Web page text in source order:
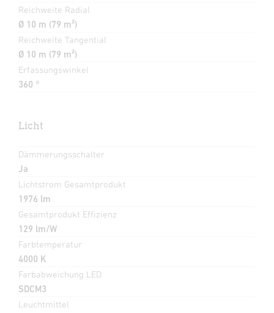
Reichweite Radial
Ø 10 m (79 m²)
Reichweite Tangential
Ø 10 m (79 m²)
Erfassungswinkel
360 °
Licht
Dämmerungsschalter
Ja
Lichtstrom Gesamtprodukt
1976 lm
Gesamtprodukt Effizienz
129 lm/W
Farbtemperatur
4000 K
Farbabweichung LED
SDCM3
Leuchtmittel